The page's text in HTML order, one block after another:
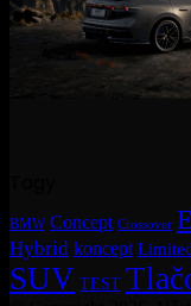
BMW Concept Crossover
Hybrid koncept
SUV TEST